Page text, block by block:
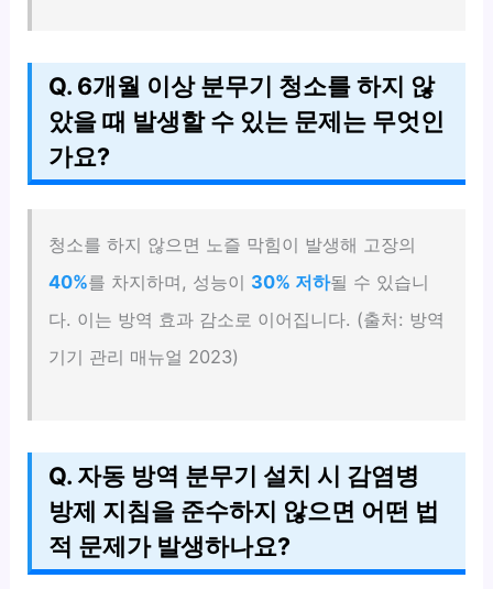
Q. 6개월 이상 분무기 청소를 하지 않
았을 때 발생할 수 있는 문제는 무엇인
가요?
청소를 하지 않으면 노즐 막힘이 발생해 고장의
40%를 차지하며, 성능이 30% 저하될 수 있습니
다. 이는 방역 효과 감소로 이어집니다. (출처: 방역
기기 관리 매뉴얼 2023)
Q. 자동 방역 분무기 설치 시 감염병
방제 지침을 준수하지 않으면 어떤 법
적 문제가 발생하나요?